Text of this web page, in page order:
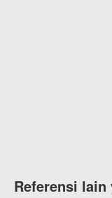
Referensi